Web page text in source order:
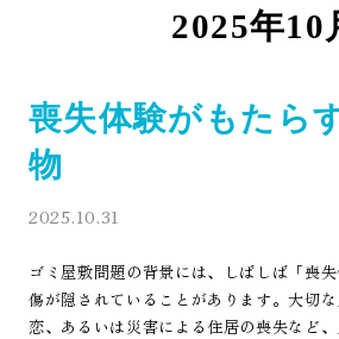
2025年10
喪失体験がもたら
物
2025.10.31
ゴミ屋敷問題の背景には、しばしば「喪
傷が隠されていることがあります。大切
恋、あるいは災害による住居の喪失など